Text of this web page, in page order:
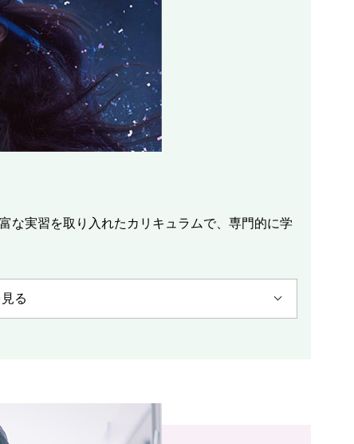
な実習を取り入れたカリキュラムで、専門的に学
る